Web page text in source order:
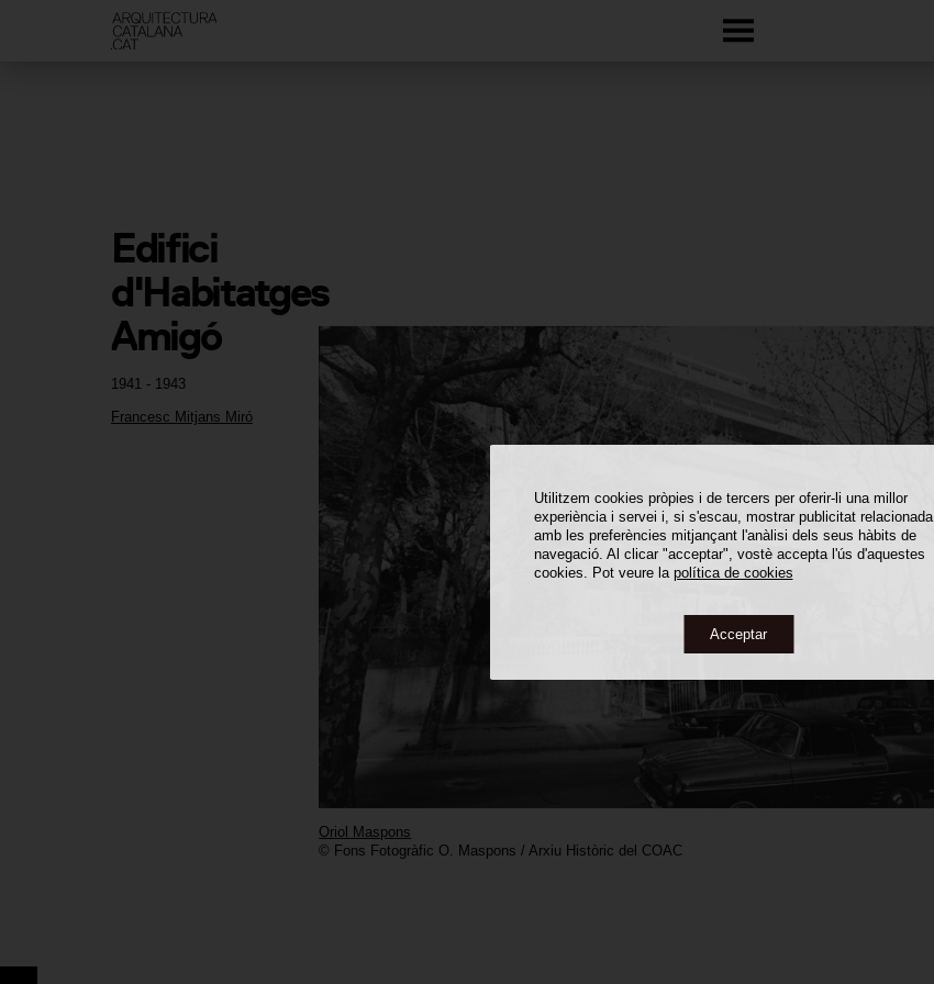
Utilitzem cookies pròpies i de tercers per oferir-li una millor
experiència i servei i, si s'escau, mostrar publicitat relacionada
amb les preferències mitjançant l'anàlisi dels seus hàbits de
navegació. Al clicar "acceptar", vostè accepta l'ús d'aquestes
cookies. Pot veure la política de cookies
Acceptar
1941 - 1943
Francesc Mitjans Miró
Edifici
d'Habitatges
Amigó
Oriol Maspons
© Fons Fotogràfic O. Maspons / Arxiu Històric del COAC